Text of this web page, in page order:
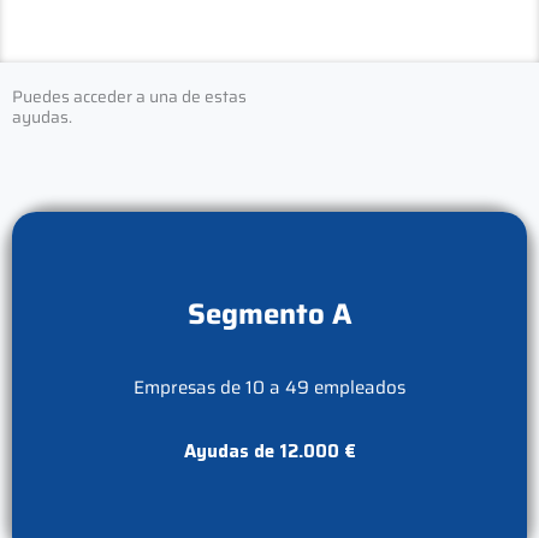
Puedes acceder a una de estas
ayudas.
Segmento A
Empresas de 10 a 49 empleados
Ayudas de 12.000 €